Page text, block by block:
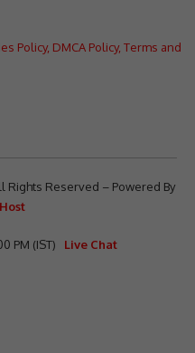
Policy, DMCA Policy, Terms and
Rights Reserved – Powered By
PM (IST) Live Chat